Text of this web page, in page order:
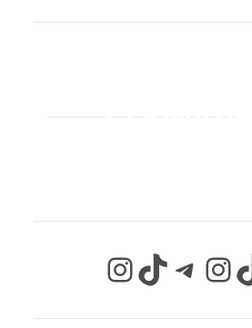
InstagramTikTok Telegram InstagramTikTok